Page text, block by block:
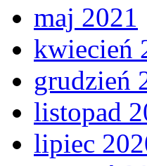
maj 2021
kwiecień
grudzień
listopad
lipiec